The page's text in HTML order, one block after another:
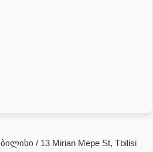
ზეთი( კარობკის ზეთი)
/ 13 Mirian Mepe St, Tbilisi